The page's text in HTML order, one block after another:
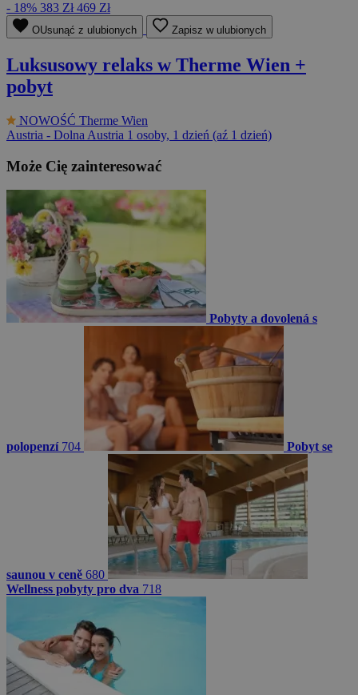
- 18% 383 Zł469 Zł
OUsunąć z ulubionych Zapisz w ulubionych
Luksusowy relaks w Therme Wien +
pobyt
NOWOŚĆ Therme Wien
Austria - Dolna Austria 1 osoby, 1 dzień (aź 1 dzień)
Może Cię zainteresować
Pobyty a dovolená s
polopenzí 704 Pobyt se
saunou v ceně 680
Wellness pobyty pro dva 718